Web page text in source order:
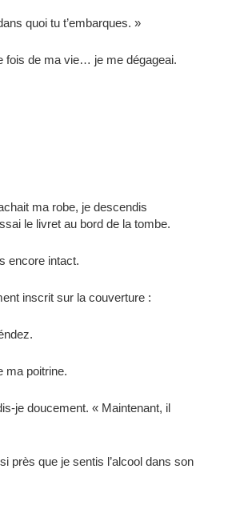
quoi tu t’embarques. »
fois de ma vie… je me dégageai.
ma robe, je descendis
le livret au bord de la tombe.
encore intact.
inscrit sur la couverture :
ma poitrine.
je doucement. « Maintenant, il
près que je sentis l’alcool dans son